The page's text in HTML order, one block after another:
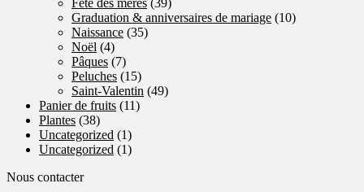
Graduation & anniversaires de mariage (10)
Naissance (35)
Noël (4)
Pâques (7)
Peluches (15)
Saint-Valentin (49)
Panier de fruits (11)
Plantes (38)
Uncategorized (1)
Uncategorized (1)
Nous contacter